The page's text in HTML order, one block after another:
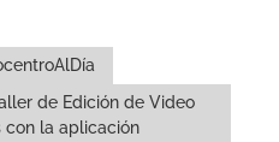
de Edición de Video
con la aplicación